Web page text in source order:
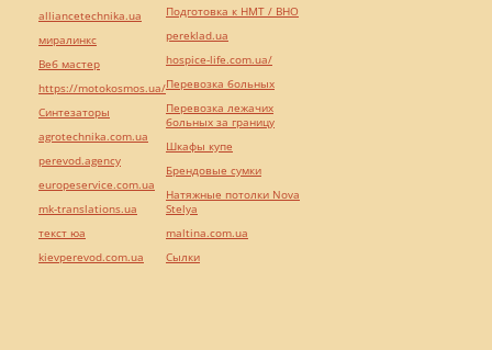
alliancetechnika.ua
миралинкс
Веб мастер
https://motokosmos.ua/
Синтезаторы
agrotechnika.com.ua
perevod.agency
europeservice.com.ua
mk-translations.ua
текст юа
kievperevod.com.ua
Подготовка к НМТ / ВНО
pereklad.ua
hospice-life.com.ua/
Перевозка больных
Перевозка лежачих
больных за границу
Шкафы купе
Брендовые сумки
Натяжные потолки Nova
Stelya
maltina.com.ua
Cылки